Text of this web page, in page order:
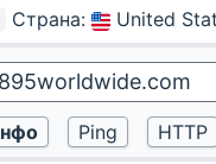
Страна: United